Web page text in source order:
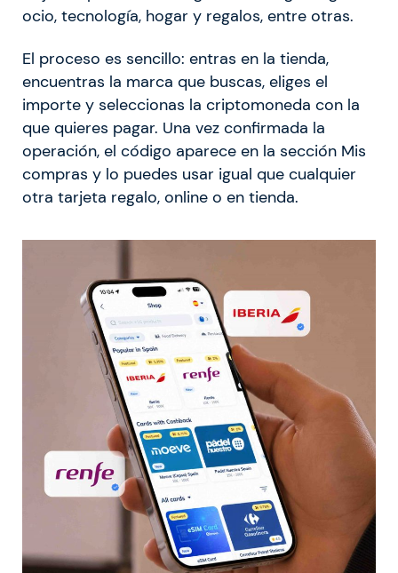
ocio, tecnología, hogar y regalos, entre otras.
El proceso es sencillo: entras en la tienda,
encuentras la marca que buscas, eliges el
importe y seleccionas la criptomoneda con la
que quieres pagar. Una vez confirmada la
operación, el código aparece en la sección Mis
compras y lo puedes usar igual que cualquier
otra tarjeta regalo, online o en tienda.